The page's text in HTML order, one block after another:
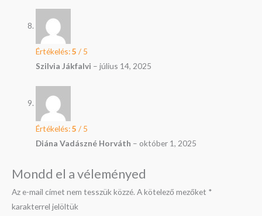
Értékelés:5 / 5
Szilvia Jákfalvi – július 14, 2025
Értékelés:5 / 5
Diána Vadászné Horváth – október 1, 2025
Mondd el a véleményed
Az e-mail címet nem tesszük közzé. A kötelező mezőket *
karakterrel jelöltük